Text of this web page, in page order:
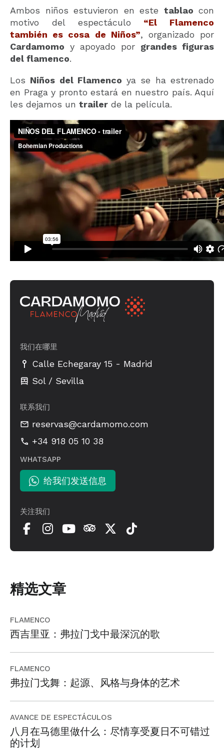
Ambos niños estuvieron en este tablao con
motivo del espectáculo “El Flamenco
también es cosa de Niños”, organizado por
Cardamomo y apoyado por grandes figuras
del flamenco.
Los Niños del Flamenco ya se ha estrenado
en Praga y pronto estará en nuestro país. Aquí
les dejamos un trailer de la película.
我们在哪里
Calle Echegaray 15 - Madrid
Sol / Sevilla
联系我们
reservas@cardamomo.com
+34 918 05 10 38
WHATSAPP
给我们发送信息
关注我们
精选文章
FLAMENCO
西吉里亚：弗拉门戈中最深沉的歌
FLAMENCO
弗拉门戈舞：起源、风格与身体的艺术
AVANCE DE ESPECTÁCULOS
八月在马德里做什么：尽情享受夏日不可错过
的计划